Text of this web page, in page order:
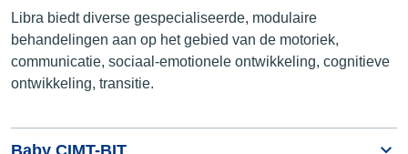
Libra biedt diverse gespecialiseerde, modulaire
behandelingen aan op het gebied van de motoriek,
communicatie, sociaal-emotionele ontwikkeling, cognitieve
ontwikkeling, transitie.
Baby CIMT-BIT